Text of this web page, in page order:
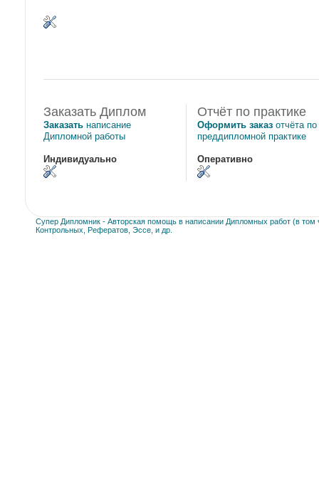
Заказать Диплом
Заказать написание
Дипломной работы
Индивидуально
Отчёт по практике
Оформить заказ отчёта по
преддипломной практике
Оперативно
Супер Дипломник - Авторская помощь в написании Дипломных работ (в том
Контрольных, Рефератов, Эссе, и др.